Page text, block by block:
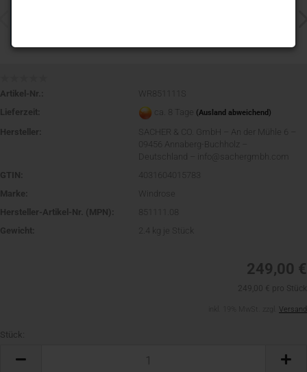
Artikel-Nr.:
WR851111S
Lieferzeit:
ca. 8 Tage (Ausland abweichend)
Hersteller:
SACHER & CO. GmbH – An der Mühle 6 –
09456 Annaberg-Buchholz –
Deutschland – info@sachergmbh.com
GTIN:
4031604015783
Marke:
Windrose
Hersteller-Artikel-Nr. (MPN):
851111.08
Gewicht:
2.4 kg je Stück
249,00 €
Versand
Stück: